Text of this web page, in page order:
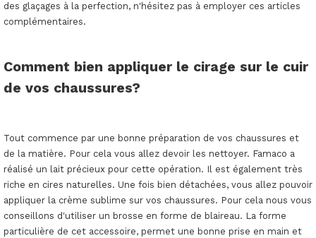
des glaçages à la perfection, n'hésitez pas à employer ces articles
complémentaires.
Comment bien appliquer le cirage sur le cuir
de vos chaussures?
Tout commence par une bonne préparation de vos chaussures et
de la matière. Pour cela vous allez devoir les nettoyer. Famaco a
réalisé un lait précieux pour cette opération. Il est également très
riche en cires naturelles. Une fois bien détachées, vous allez pouvoir
appliquer la crème sublime sur vos chaussures. Pour cela nous vous
conseillons d'utiliser un brosse en forme de blaireau. La forme
particulière de cet accessoire, permet une bonne prise en main et